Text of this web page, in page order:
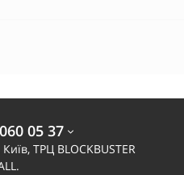
05 37
ТРЦ BLOCKBUSTER